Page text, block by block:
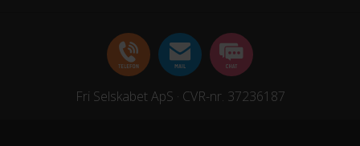
Fri Selskabet ApS · CVR-nr. 37236187